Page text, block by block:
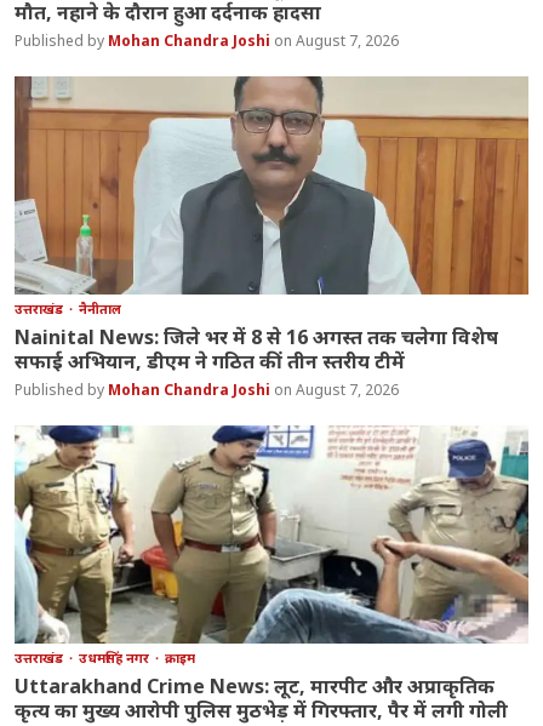
मौत, नहाने के दौरान हुआ दर्दनाक हादसा
Mohan Chandra Joshi August 7, 2026
उत्तराखंड नैनीताल
Nainital News: जिले भर में 8 से 16 अगस्त तक चलेगा विशेष
सफाई अभियान, डीएम ने गठित कीं तीन स्तरीय टीमें
Mohan Chandra Joshi August 7, 2026
उत्तराखंड उधमसिंह नगर क्राइम
Uttarakhand Crime News: लूट, मारपीट और अप्राकृतिक
कृत्य का मुख्य आरोपी पुलिस मुठभेड़ में गिरफ्तार, पैर में लगी गोली